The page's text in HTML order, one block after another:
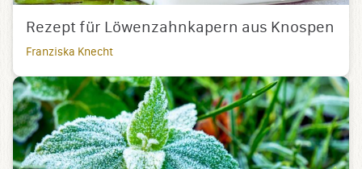
Rezept für Löwenzahnkapern aus Knospen
Franziska Knecht